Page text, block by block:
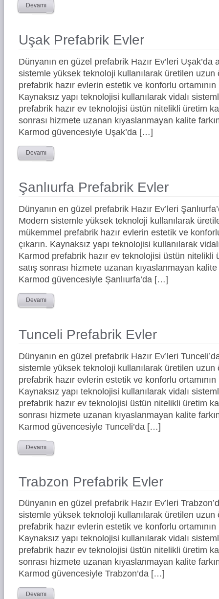
Devamı
Uşak Prefabrik Evler
Dünyanın en güzel prefabrik Hazır Ev’leri
sistemle yüksek teknoloji kullanılarak üretilen
prefabrik hazır evlerin estetik ve konforlu ortamının
Kaynaksız yapı teknolojisi kullanılarak vidalı
prefabrik hazır ev teknolojisi üstün nitelikli üretim
sonrası hizmete uzanan kıyaslanmayan kalite
Karmod güvencesiyle Uşak’da […]
Devamı
Şanlıurfa Prefabrik Evler
Dünyanın en güzel prefabrik Hazır Ev’leri
Modern sistemle yüksek teknoloji kullanılarak
mükemmel prefabrik hazır evlerin estetik ve
çıkarın. Kaynaksız yapı teknolojisi kullanılarak
Karmod prefabrik hazır ev teknolojisi üstün nitelikli
satış sonrası hizmete uzanan kıyaslanmayan kalite
Karmod güvencesiyle Şanlıurfa’da […]
Devamı
Tunceli Prefabrik Evler
Dünyanın en güzel prefabrik Hazır Ev’leri
sistemle yüksek teknoloji kullanılarak üretilen
prefabrik hazır evlerin estetik ve konforlu ortamının
Kaynaksız yapı teknolojisi kullanılarak vidalı
prefabrik hazır ev teknolojisi üstün nitelikli üretim
sonrası hizmete uzanan kıyaslanmayan kalite
Karmod güvencesiyle Tunceli’da […]
Devamı
Trabzon Prefabrik Evler
Dünyanın en güzel prefabrik Hazır Ev’leri
sistemle yüksek teknoloji kullanılarak üretilen
prefabrik hazır evlerin estetik ve konforlu ortamının
Kaynaksız yapı teknolojisi kullanılarak vidalı
prefabrik hazır ev teknolojisi üstün nitelikli üretim
sonrası hizmete uzanan kıyaslanmayan kalite
Karmod güvencesiyle Trabzon’da […]
Devamı